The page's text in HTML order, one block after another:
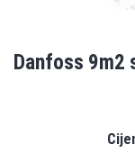
Danfoss 9m2